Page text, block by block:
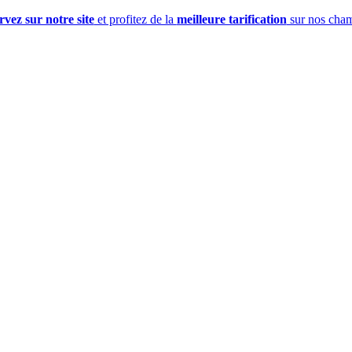
sur notre siteet profitez de la meilleure tarification sur nos